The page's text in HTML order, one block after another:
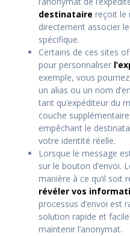
destinataire reçoit le
directement associer
spécifique.
Certains de ces sites
pour personnaliser
exemple, vous
un alias ou un nom
tant qu’expéditeur du
couche
empêchant le
votre identité réelle.
Lorsque le message
sur le bouton d’envoi.
manière à ce qu’il soit
révéler vos
processus d’envoi est
solution rapide et
maintenir l’anonymat.